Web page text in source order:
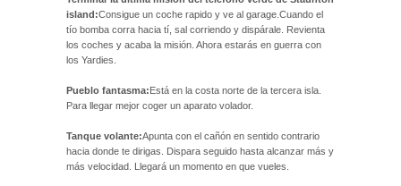
island:Consigue un coche rapido y ve al garage.Cuando el
tío bomba corra hacia tí, sal corriendo y dispárale. Revienta
los coches y acaba la misión. Ahora estarás en guerra con
los Yardies.
Pueblo fantasma:Está en la costa norte de la tercera isla.
Para llegar mejor coger un aparato volador.
Tanque volante:Apunta con el cañón en sentido contrario
hacia donde te dirigas. Dispara seguido hasta alcanzar más y
más velocidad. Llegará un momento en que vueles.